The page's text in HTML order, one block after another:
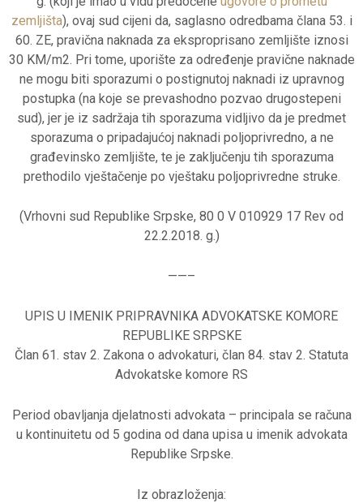
zemljišta), ovaj sud cijeni da, saglasno odredbama člana 53. i
60. ZE, pravična naknada za eksproprisano zemljište iznosi
30 KM/m2. Pri tome, uporište za određenje pravične naknade
ne mogu biti sporazumi o postignutoj naknadi iz upravnog
postupka (na koje se prevashodno pozvao drugostepeni
sud), jer je iz sadržaja tih sporazuma vidljivo da je predmet
sporazuma o pripadajućoj naknadi poljoprivredno, a ne
građevinsko zemljište, te je zaključenju tih sporazuma
prethodilo vještačenje po vještaku poljoprivredne struke.
(Vrhovni sud Republike Srpske, 80 0 V 010929 17 Rev od
22.2.2018. g.)
——–
UPIS U IMENIK PRIPRAVNIKA ADVOKATSKE KOMORE
REPUBLIKE SRPSKE
Član 61. stav 2. Zakona o advokaturi, član 84. stav 2. Statuta
Advokatske komore RS
Period obavljanja djelatnosti advokata – principala se računa
u kontinuitetu od 5 godina od dana upisa u imenik advokata
Republike Srpske.
Iz obrazloženja: